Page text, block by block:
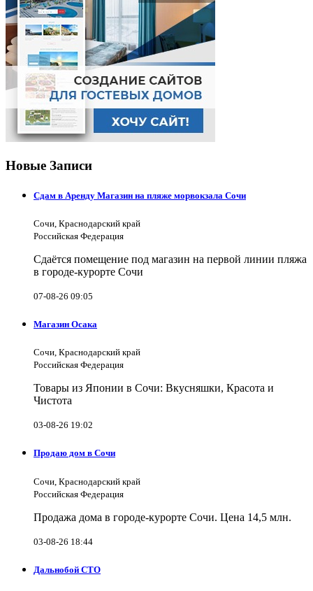
Новые Записи
Сдам в Аренду Магазин на пляже морвокзала Сочи
Сочи, Краснодарский край
Российская Федерация
Сдаётся помещение под магазин на первой линии пляжа
в городе-курорте Сочи
07-08-26 09:05
Магазин Осака
Сочи, Краснодарский край
Российская Федерация
Товары из Японии в Сочи: Вкусняшки, Красота и
Чистота
03-08-26 19:02
Продаю дом в Сочи
Сочи, Краснодарский край
Российская Федерация
Продажа дома в городе-курорте Сочи. Цена 14,5 млн.
03-08-26 18:44
Дальнобой СТО